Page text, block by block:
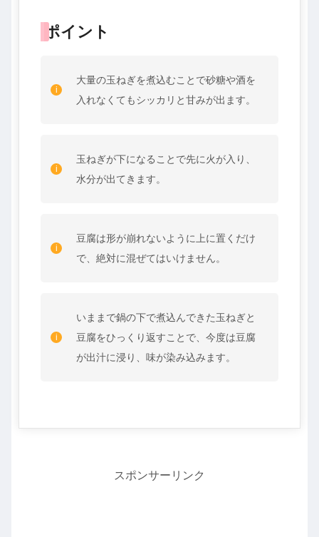
ポイント
大量の玉ねぎを煮込むことで砂糖や酒を
入れなくてもシッカリと甘みが出ます。
玉ねぎが下になることで先に火が入り、
水分が出てきます。
豆腐は形が崩れないように上に置くだけ
で、絶対に混ぜてはいけません。
いままで鍋の下で煮込んできた玉ねぎと
豆腐をひっくり返すことで、今度は豆腐
が出汁に浸り、味が染み込みます。
スポンサーリンク